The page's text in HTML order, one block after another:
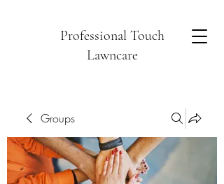
Professional Touch
Lawncare
Groups